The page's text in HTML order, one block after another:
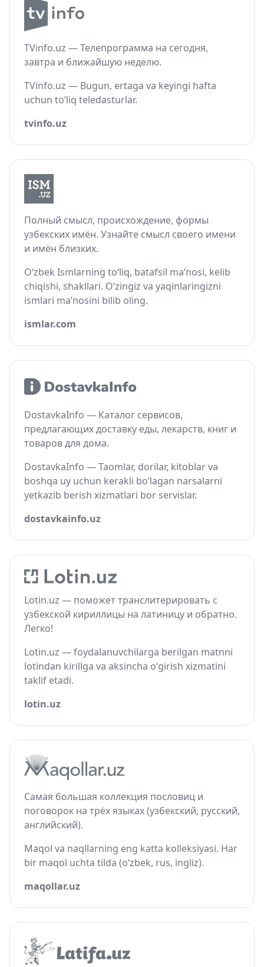
TVinfo.uz — Телепрограмма на сегодня,
завтра и ближайшую неделю.
TVinfo.uz — Bugun, ertaga va keyingi hafta
uchun to‘liq teledasturlar.
tvinfo.uz
Полный смысл, происхождение, формы
узбекских имён. Узнайте смысл своего имени
и имён близких.
O‘zbek Ismlarning to‘liq, batafsil ma’nosi, kelib
chiqishi, shakllari. O‘zingiz va yaqinlaringizni
ismlari ma’nosini bilib oling.
ismlar.com
DostavkaInfo — Каталог сервисов,
предлагающих доставку еды, лекарств, книг и
товаров для дома.
DostavkaInfo — Taomlar, dorilar, kitoblar va
boshqa uy uchun kerakli bo‘lagan narsalarni
yetkazib berish xizmatlari bor servislar.
dostavkainfo.uz
Lotin.uz — поможет транслитерировать с
узбекской кириллицы на латиницу и обратно.
Легко!
Lotin.uz — foydalanuvchilarga berilgan matnni
lotindan kirillga va aksincha o‘girish xizmatini
taklif etadi.
lotin.uz
Самая большая коллекция пословиц и
поговорок на трёх языках (узбекский, русский,
английский).
Maqol va naqllarning eng katta kolleksiyasi. Har
bir maqol uchta tilda (o‘zbek, rus, ingliz).
maqollar.uz